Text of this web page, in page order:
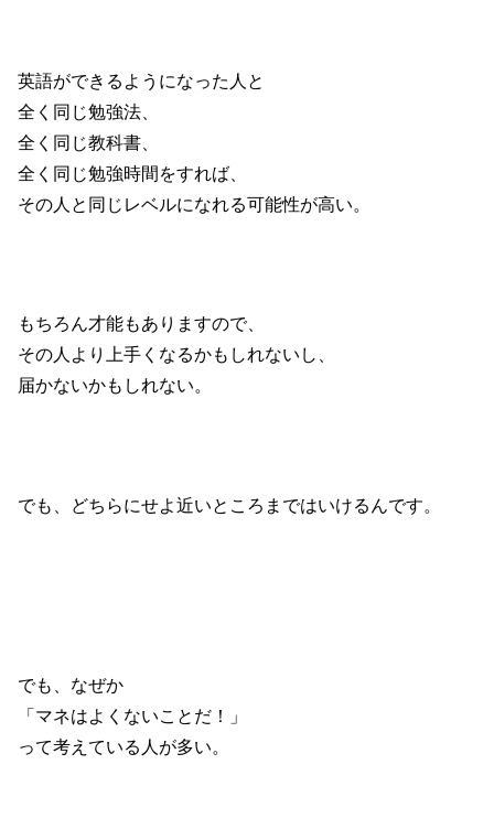
英語ができるようになった人と
全く同じ勉強法、
全く同じ教科書、
全く同じ勉強時間をすれば、
その人と同じレベルになれる可能性が高い。
もちろん才能もありますので、
その人より上手くなるかもしれないし、
届かないかもしれない。
でも、どちらにせよ近いところまではいけるんです。
でも、なぜか
「マネはよくないことだ！」
って考えている人が多い。